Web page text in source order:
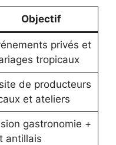
Objectif
privés et
tropicaux
de producteurs
et ateliers
gastronomie +
antillais